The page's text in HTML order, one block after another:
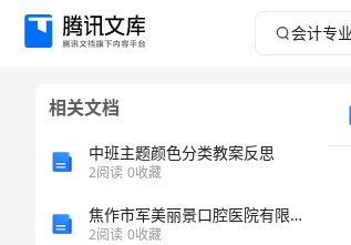
会
相关文档
中班主题颜色分类教案反思
2阅读 0收藏
焦作市军美丽景口腔医院有限公司介绍企业发展分析报告
2阅读 0收藏